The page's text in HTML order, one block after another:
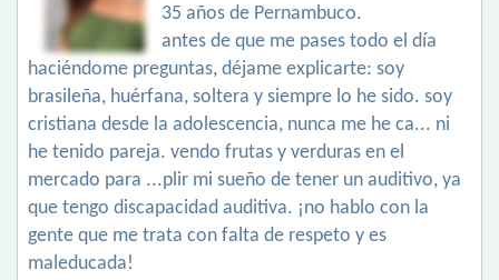
35 años de Pernambuco.
antes de que me pases todo el día
haciéndome preguntas, déjame explicarte: soy
brasileña, huérfana, soltera y siempre lo he sido. soy
cristiana desde la adolescencia, nunca me he ca... ni
he tenido pareja. vendo frutas y verduras en el
mercado para ...plir mi sueño de tener un auditivo, ya
que tengo discapacidad auditiva. ¡no hablo con la
gente que me trata con falta de respeto y es
maleducada!